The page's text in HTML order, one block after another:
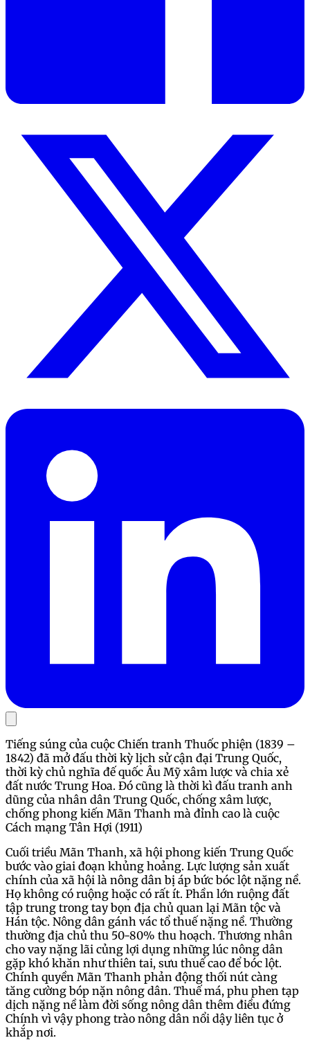
Tiếng súng của cuộc Chiến tranh Thuốc phiện (1839 –
1842) đã mở đấu thời kỳ lịch sử cận đại Trung Quốc,
thời kỳ chủ nghĩa đế quốc Âu Mỹ xâm lược và chia xẻ
đất nước Trung Hoa. Đó cũng là thời kì đấu tranh anh
dũng của nhân dân Trung Quốc, chống xâm lược,
chống phong kiến Mãn Thanh mà đỉnh cao là cuộc
Cách mạng Tân Hợi (1911)
Cuối triều Mãn Thanh, xã hội phong kiến Trung Quốc
bước vào giai đoạn khủng hoảng. Lực lượng sản xuất
chính của xã hội là nông dân bị áp bức bóc lột nặng nề.
Họ không có ruộng hoặc có rất ít. Phần lớn ruộng đất
tập trung trong tay bọn địa chủ quan lại Mãn tộc và
Hán tộc. Nông dân gánh vác tổ thuế nặng nề. Thường
thường địa chủ thu 50-80% thu hoạch. Thương nhân
cho vay nặng lãi củng lợi dụng những lúc nông dân
gặp khó khăn như thiên tai, sưu thuế cao để bóc lột.
Chính quyền Mãn Thanh phản động thối nút càng
tăng cường bóp nặn nông dân. Thuế má, phu phen tạp
dịch nặng nề làm đời sống nông dân thêm điều đứng
Chính vì vậy phong trào nông dân nổi dậy liên tục ở
khắp nơi.